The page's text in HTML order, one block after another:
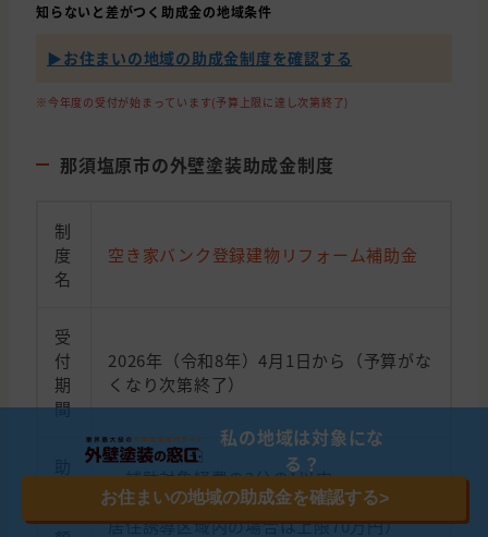
知らないと差がつく助成金の地域条件
▶︎お住まいの地域の助成金制度を確認する
※今年度の受付が始まっています(予算上限に達し次第終了)
那須塩原市の外壁塗装助成金制度
制
度
名
空き家バンク登録建物リフォーム補助金
受
付
期
間
2026年（令和8年）4月1日から（予算がな
くなり次第終了）
・補助対象経費の2分の1以内
・上限50万円（立地適正化計画に定める
居住誘導区域内の場合は上限70万円）
私の地域は対象にな
る？
お住まいの地域の助成金を確認する>